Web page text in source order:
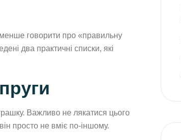
говорити про «правильну
два практичні списки, які
Важливо не лякатися цього
просто не вміє по-іншому.